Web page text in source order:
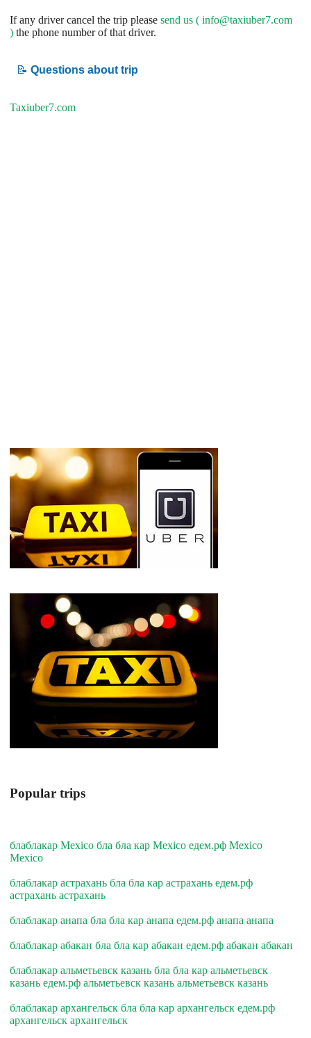
If any driver cancel the trip please send us ( info@taxiuber7.com
) the phone number of that driver.
📝 Questions about trip
Taxiuber7.com
Popular trips
блаблакар Mexico бла бла кар Mexico едем.рф Mexico
Mexico
блаблакар астрахань бла бла кар астрахань едем.рф
астрахань астрахань
блаблакар анапа бла бла кар анапа едем.рф анапа анапа
блаблакар абакан бла бла кар абакан едем.рф абакан абакан
блаблакар альметьевск казань бла бла кар альметьевск
казань едем.рф альметьевск казань альметьевск казань
блаблакар архангельск бла бла кар архангельск едем.рф
архангельск архангельск